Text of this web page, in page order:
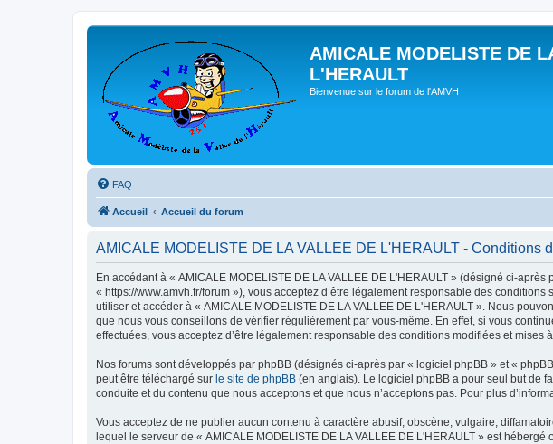
AMICALE MODELISTE DE
L'HERAULT
Bienvenue sur le forum de l'AMVH
FAQ
Accueil Accueil du forum
AMICALE MODELISTE DE LA VALLEE DE L'HERAULT - Conditions
En accédant à « AMICALE MODELISTE DE LA VALLEE DE L'HERAULT » (désigné ci-
« https://www.amvh.fr/forum »), vous acceptez d’être légalement responsable des
utiliser et accéder à « AMICALE MODELISTE DE LA VALLEE DE L'HERAULT ». Nous
que nous vous conseillons de vérifier régulièrement par vous-même. En effet, si vous
effectuées, vous acceptez d’être légalement responsable des conditions modifiées et mises
Nos forums sont développés par phpBB (désignés ci-après par « logiciel phpBB » et «
peut être téléchargé sur le site de phpBB (en anglais). Le logiciel phpBB a pour seul but de
conduite et du contenu que nous acceptons et que nous n’acceptons pas. Pour plus
Vous acceptez de ne publier aucun contenu à caractère abusif, obscène, vulgaire,
lequel le serveur de « AMICALE MODELISTE DE LA VALLEE DE L'HERAULT » est